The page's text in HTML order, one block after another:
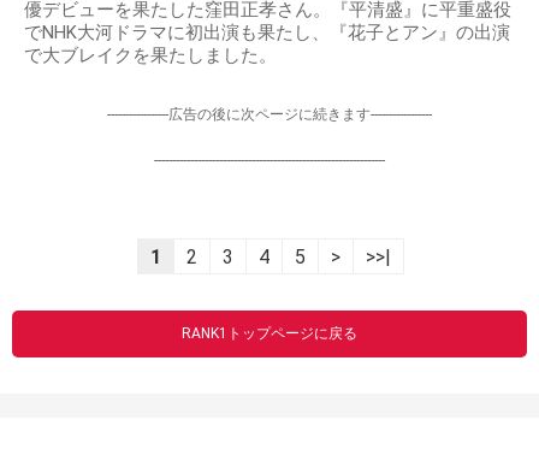
優デビューを果たした窪田正孝さん。『平清盛』に平重盛役
でNHK大河ドラマに初出演も果たし、『花子とアン』の出演
で大ブレイクを果たしました。
-----------------広告の後に次ページに続きます-----------------
----------------------------------------------------------------
1 2 3 4 5 > >>|
RANK1トップページに戻る